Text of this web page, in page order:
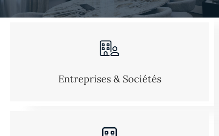
Entreprises & Sociétés